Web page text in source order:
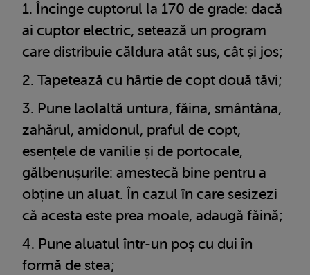
Încinge cuptorul la 170 de grade: dacă
ai cuptor electric, setează un program
care distribuie căldura atât sus, cât și jos;
Tapetează cu hârtie de copt două tăvi;
Pune laolaltă untura, făina, smântâna,
zahărul, amidonul, praful de copt,
esențele de vanilie și de portocale,
gălbenușurile: amestecă bine pentru a
obține un aluat. În cazul în care sesizezi
că acesta este prea moale, adaugă făină;
Pune aluatul într-un poș cu dui în
formă de stea;